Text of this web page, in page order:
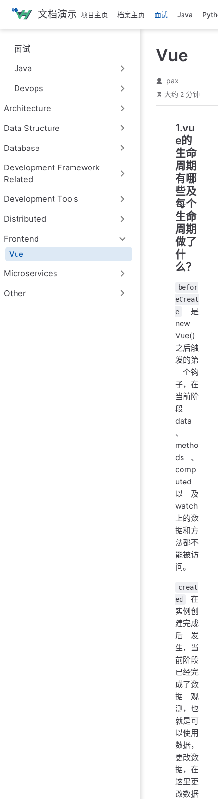
跳
主
內
文档演示 项目主页 档案主页 面试 Java
面试
Java
Devops
Architecture
Data Structure
Database
Development Framework
Related
Development Tools
Distributed
Frontend
Vue
Microservices
Other
Vue
pax
大约 2 分钟
1.vu
e的
生命
周期
有哪
些及
每个
生命
周期
做了
什
么？
befor
eCreat
e
是
new
Vue()
之后触
发的第
一个钩
子，在
当前阶
段
data
、
metho
ds、
comp
uted
以及
watch
上的数
据和方
法都不
能被访
问。
creat
ed
在
实例创
建完成
后发
生，当
前阶段
已经完
成了数
据观
测，也
就是可
以使用
数据，
更改数
据，在
这里更
改数据